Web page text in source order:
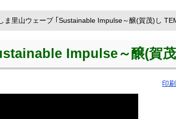
ま里山ウェーブ ｢Sustainable Impulse～醸(賀茂)し
Impulse～醸(賀
印